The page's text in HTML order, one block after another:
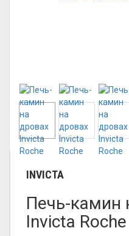
INVICTA
Печь-камин
Invicta Roche